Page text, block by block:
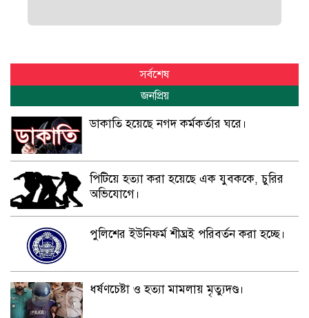
সর্বশেষ
জনপ্রিয়
ডাকাতি হয়েছে নগদ কর্মকর্তার ঘরে।
পিটিয়ে হত্যা করা হয়েছে এক যুবককে, চুরির
অভিযোগে।
পুলিশের ইউনিফর্ম শীঘ্রই পরিবর্তন করা হচ্ছে।
ধর্ষণচেষ্টা ও হত্যা মামলায় মৃত্যুদণ্ড।